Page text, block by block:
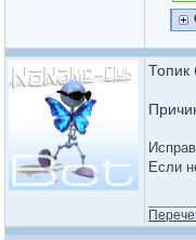
Топик
Если